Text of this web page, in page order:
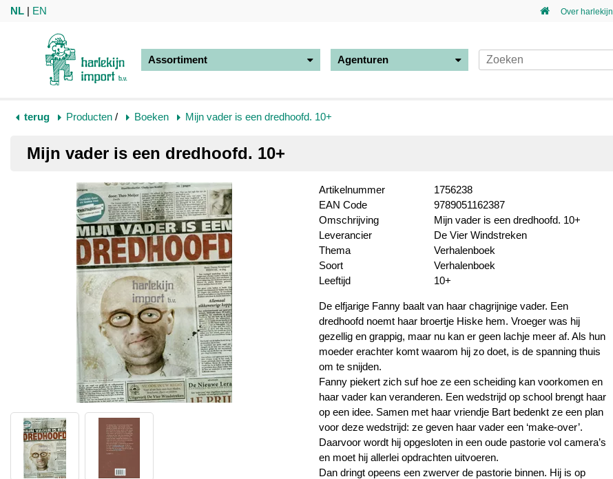
NL | EN Over harlekijn
Assortiment Agenturen
terug Producten / Boeken Mijn vader is een dredhoofd. 10+
Mijn vader is een dredhoofd. 10+
Artikelnummer
1756238
EAN Code
9789051162387
Omschrijving
Mijn vader is een dredhoofd. 10+
Leverancier
De Vier Windstreken
Thema
Verhalenboek
Soort
Verhalenboek
Leeftijd
10+
De elfjarige Fanny baalt van haar chagrijnige vader. Een
dredhoofd noemt haar broertje Hiske hem. Vroeger was hij
gezellig en grappig, maar nu kan er geen lachje meer af. Als hun
moeder erachter komt waarom hij zo doet, is de spanning thuis
om te snijden.
Fanny piekert zich suf hoe ze een scheiding kan voorkomen en
haar vader kan veranderen. Een wedstrijd op school brengt haar
op een idee. Samen met haar vriendje Bart bedenkt ze een plan
voor deze wedstrijd: ze geven haar vader een ‘make-over’.
Daarvoor wordt hij opgesloten in een oude pastorie vol camera’s
en moet hij allerlei opdrachten uitvoeren.
Dan dringt opeens een zwerver de pastorie binnen. Hij is op